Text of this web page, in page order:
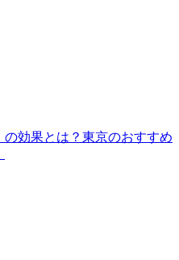
効果とは？東京のおすすめ